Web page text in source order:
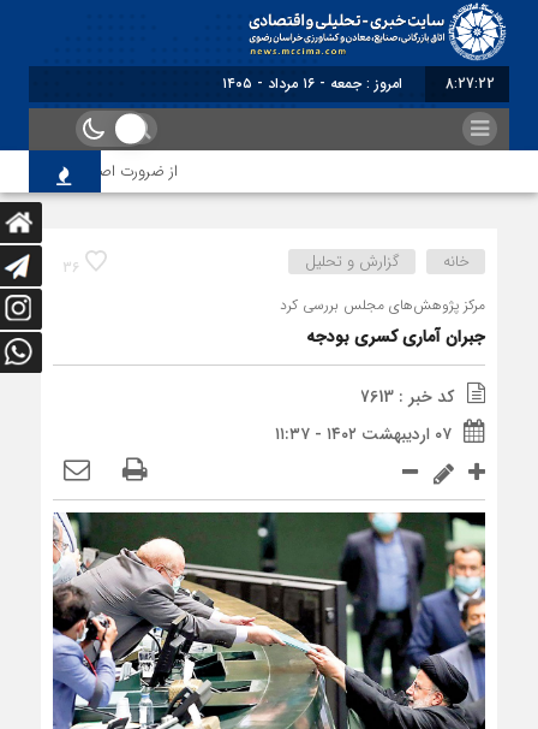
8:27:22 برابر با : Friday - 7 August - 20
از ضرورت اصلاح رویه‌های
36 خانه گزارش و تحلیل
مرکز پژوهش‌های مجلس بررسی کرد
جبران آماری کسری بودجه
کد خبر : 7613
۰۷ اردیبهشت ۱۴۰۲ - ۱۱:۳۷